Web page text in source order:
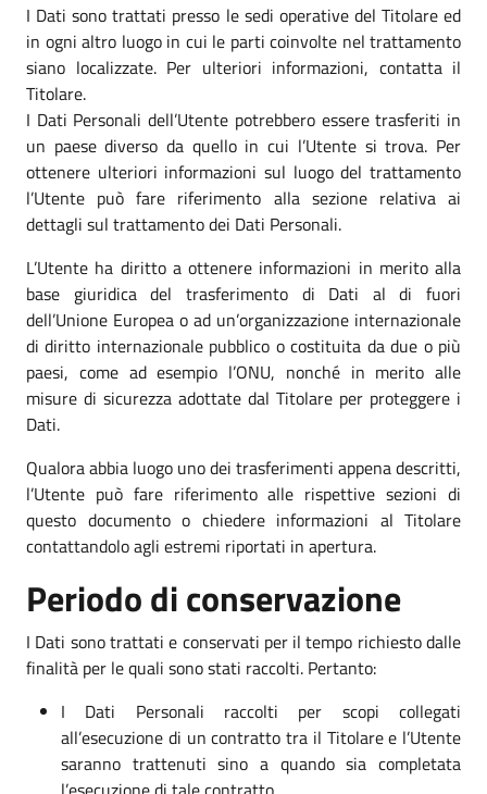
I Dati sono trattati presso le sedi operative del Titolare ed
in ogni altro luogo in cui le parti coinvolte nel trattamento
siano localizzate. Per ulteriori informazioni, contatta il
Titolare.
I Dati Personali dell’Utente potrebbero essere trasferiti in
un paese diverso da quello in cui l’Utente si trova. Per
ottenere ulteriori informazioni sul luogo del trattamento
l’Utente può fare riferimento alla sezione relativa ai
dettagli sul trattamento dei Dati Personali.
L’Utente ha diritto a ottenere informazioni in merito alla
base giuridica del trasferimento di Dati al di fuori
dell’Unione Europea o ad un’organizzazione internazionale
di diritto internazionale pubblico o costituita da due o più
paesi, come ad esempio l’ONU, nonché in merito alle
misure di sicurezza adottate dal Titolare per proteggere i
Dati.
Qualora abbia luogo uno dei trasferimenti appena descritti,
l’Utente può fare riferimento alle rispettive sezioni di
questo documento o chiedere informazioni al Titolare
contattandolo agli estremi riportati in apertura.
Periodo di conservazione
I Dati sono trattati e conservati per il tempo richiesto dalle
finalità per le quali sono stati raccolti. Pertanto:
I Dati Personali raccolti per scopi collegati
all’esecuzione di un contratto tra il Titolare e l’Utente
saranno trattenuti sino a quando sia completata